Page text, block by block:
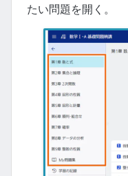
たい問題を開く。